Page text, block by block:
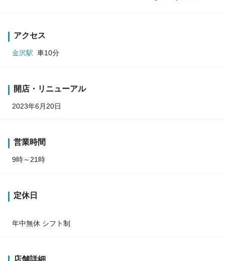
アクセス
金沢駅 車10分
開店・リニューアル
2023年6月20日
営業時間
9時～21時
定休日
年中無休 シフト制
店舗詳細